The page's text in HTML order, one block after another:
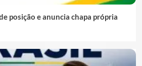
posição e anuncia chapa própria